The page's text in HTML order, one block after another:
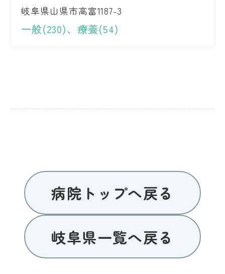
岐阜県山県市高富1187-3
一般(230)、療養(54)
病院トップへ戻る
岐阜県一覧へ戻る